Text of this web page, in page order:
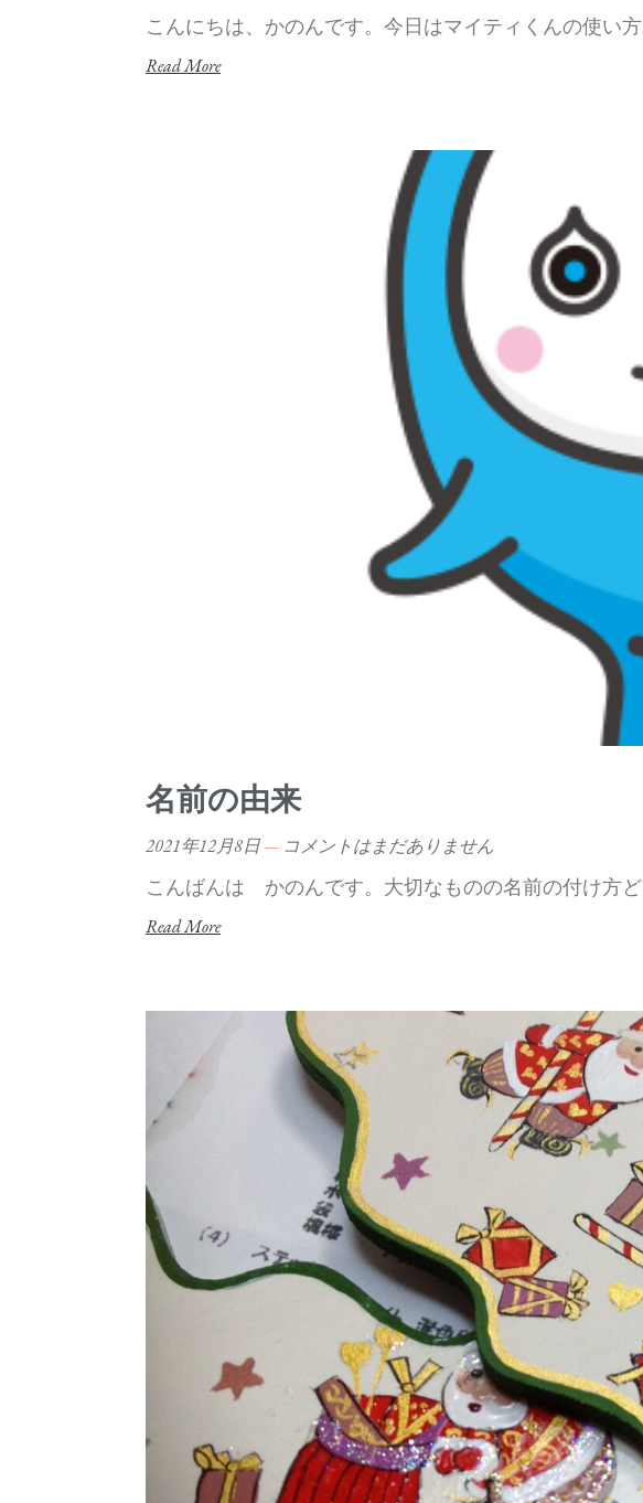
こんにちは、かのんです。今日はマイティくんの使い方
Read More
名前の由来
2021年12月8日
コメントはまだありません
こんばんは かのんです。大切なものの名前の付け方ど
Read More